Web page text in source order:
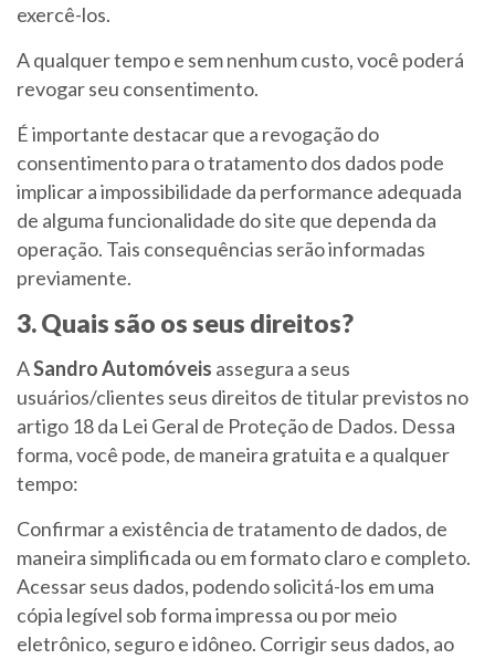
exercê-los.
A qualquer tempo e sem nenhum custo, você poderá
revogar seu consentimento.
É importante destacar que a revogação do
consentimento para o tratamento dos dados pode
implicar a impossibilidade da performance adequada
de alguma funcionalidade do site que dependa da
operação. Tais consequências serão informadas
previamente.
3. Quais são os seus direitos?
ASandro Automóveis assegura a seus
usuários/clientes seus direitos de titular previstos no
artigo 18 da Lei Geral de Proteção de Dados. Dessa
forma, você pode, de maneira gratuita e a qualquer
tempo:
Confirmar a existência de tratamento de dados, de
maneira simplificada ou em formato claro e completo.
Acessar seus dados, podendo solicitá-los em uma
cópia legível sob forma impressa ou por meio
eletrônico, seguro e idôneo. Corrigir seus dados, ao